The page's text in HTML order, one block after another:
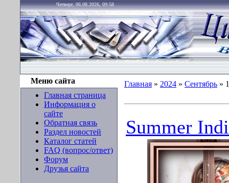
Четверг, 06.08.2026, 09:58
Меню сайта
Главная страница
Информация о
сайте
Обратная связь
Раздел новостей
Каталог статей
FAQ (вопрос/ответ)
Форум
Друзья сайта
Главная » 2024 » Сентябрь »
Summer